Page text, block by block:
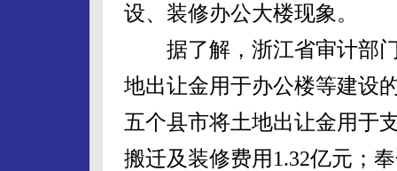
设、装修办公大楼现象。
据了解，浙江省审计部门
地出让金用于办公楼等建设
五个县市将土地出让金用于
搬迁及装修费用1.32亿元；